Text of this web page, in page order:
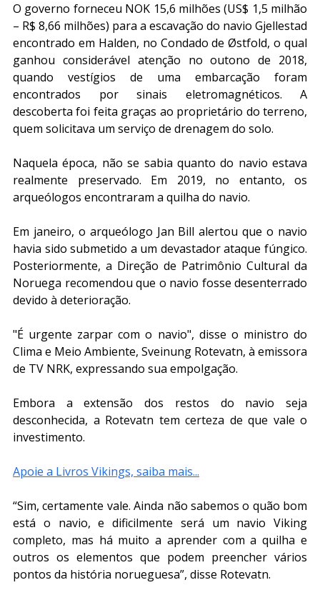
O governo forneceu NOK 15,6 milhões (US$ 1,5 milhão
– R$ 8,66 milhões) para a escavação do navio Gjellestad
encontrado em Halden, no Condado de Østfold, o qual
ganhou considerável atenção no outono de 2018,
quando vestígios de uma embarcação foram
encontrados por sinais eletromagnéticos. A
descoberta foi feita graças ao proprietário do terreno,
quem solicitava um serviço de drenagem do solo.
Naquela época, não se sabia quanto do navio estava
realmente preservado. Em 2019, no entanto, os
arqueólogos encontraram a quilha do navio.
Em janeiro, o arqueólogo Jan Bill alertou que o navio
havia sido submetido a um devastador ataque fúngico.
Posteriormente, a Direção de Patrimônio Cultural da
Noruega recomendou que o navio fosse desenterrado
devido à deterioração.
"É urgente zarpar com o navio", disse o ministro do
Clima e Meio Ambiente, Sveinung Rotevatn, à emissora
de TV NRK, expressando sua empolgação.
Embora a extensão dos restos do navio seja
desconhecida, a Rotevatn tem certeza de que vale o
investimento.
Apoie a Livros Vikings, saiba mais...
“Sim, certamente vale. Ainda não sabemos o quão bom
está o navio, e dificilmente será um navio Viking
completo, mas há muito a aprender com a quilha e
outros os elementos que podem preencher vários
pontos da história norueguesa”, disse Rotevatn.